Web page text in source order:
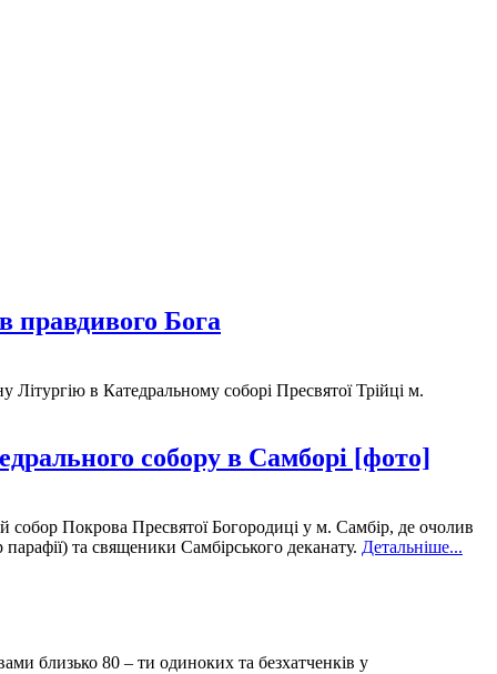
правдивого Бога
в Катедральному соборі Пресвятої Трійці м.
собору в Самборі [фото]
собор Покрова Пресвятої Богородиці у м. Самбір, де очолив
та священики Самбірського деканату. Детальніше...
близько 80 – ти одиноких та безхатченків у